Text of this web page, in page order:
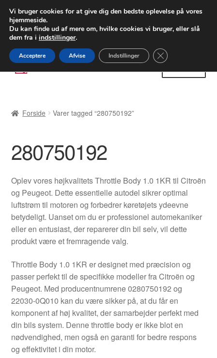
LEVERING fra 55 kr.
FEDEX verdensomspændende forsendelse
80 82 72 02
Spring
til
Spring
til
Betalinger
Kasse
Klageprocedure
Kontakte
Kurv
Levering
Min Konto
Om os
Privatlivspolitik
Forside Varer tagged “280750192”
280750192
Oplev vores højkvalitets Throttle Body 1.0 1KR til Citroën
og Peugeot. Dette essentielle autodel sikrer optimal
luftstrøm til motoren og forbedrer køretøjets ydeevne
betydeligt. Uanset om du er professionel automekaniker
eller en entusiast, der reparerer din bil selv, vil dette
produkt være et fremragende valg.
Throttle Body 1.0 1KR er designet med præcision og
passer perfekt til de specifikke modeller fra Citroën og
Peugeot. Med producentnumrene 0280750192 og
22030-0Q010 kan du være sikker på, at du får en
komponent af høj kvalitet, der samarbejder perfekt med
din bils system. Denne throttle body er ikke blot en
nødvendighed, men også en garanti for bedre respons
og effektivitet i din motor.
Vi bruger cookies for at give dig den bedste oplevelse på vores
hjemmeside.
Du kan finde ud af mere om, hvilke cookies vi bruger, eller slå
dem fra i indstillinger.
Acceptere Afvise Indstillinger Close GDPR